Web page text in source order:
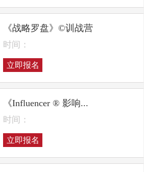
《战略罗盘》©训战营
时间：
立即报名
《Influencer ® 影响...
时间：
立即报名